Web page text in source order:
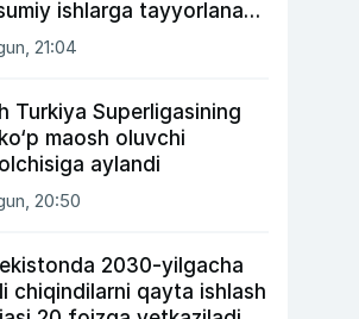
ishlarga tayyorlanadi
21:04
Turkiya Superligasining
maosh oluvchi
aylandi
20:50
2030-yilgacha
chiqindilarni qayta ishlash